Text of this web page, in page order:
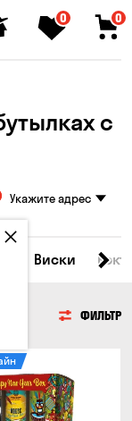
0 0
с
Укажите адрес
Виски
ФИЛЬТР